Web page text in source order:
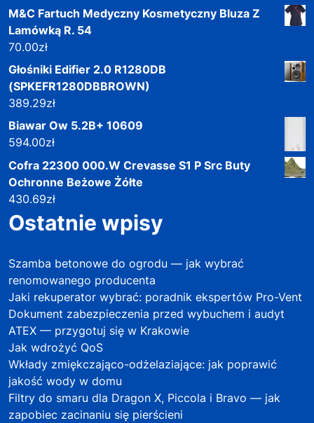
M&C Fartuch Medyczny Kosmetyczny Bluza Z
Lamówką R. 54
70.00zł
Głośniki Edifier 2.0 R1280DB
(SPKEFR1280DBBROWN)
389.29zł
Biawar Ow 5.2B+ 10609
594.00zł
Cofra 22300 000.W Crevasse S1 P Src Buty
Ochronne Beżowe Żółte
430.69zł
Ostatnie wpisy
Szamba betonowe do ogrodu — jak wybrać
renomowanego producenta
Jaki rekuperator wybrać: poradnik ekspertów Pro-Vent
Dokument zabezpieczenia przed wybuchem i audyt
ATEX — przygotuj się w Krakowie
Jak wdrożyć QoS
Wkłady zmiękczająco-odżelaziające: jak poprawić
jakość wody w domu
Filtry do smaru dla Dragon X, Piccola i Bravo — jak
zapobiec zacinaniu się pierścieni